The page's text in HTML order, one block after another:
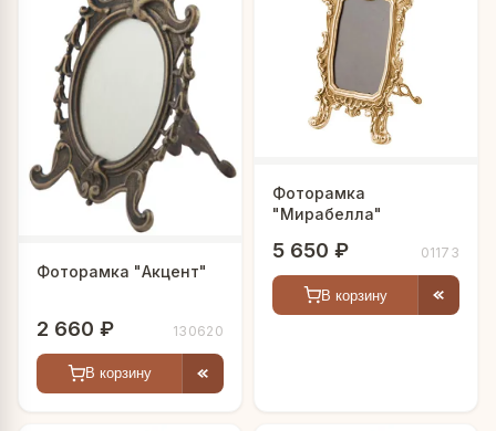
Фоторамка "Акцент"
2 660 ₽ 130620
В корзину
Фоторамка
"Мирабелла"
5 650 ₽ 01173
В корзину